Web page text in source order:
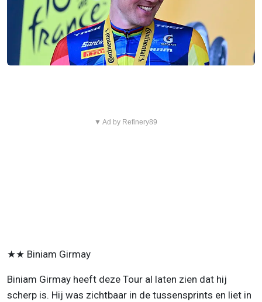
▼ Ad by Refinery89
★★ Biniam Girmay
Biniam Girmay heeft deze Tour al laten zien dat hij
scherp is. Hij was zichtbaar in de tussensprints en liet in